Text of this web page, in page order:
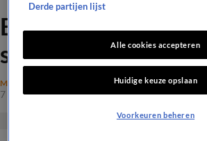
Biertje op Schiphol
straks mogelijk
MAATSCHAPPIJ
7 mei 2026, 19:11
Derde partijen lijst
Alle cookies accepteren
Huidige keuze opslaan
Voorkeuren beheren